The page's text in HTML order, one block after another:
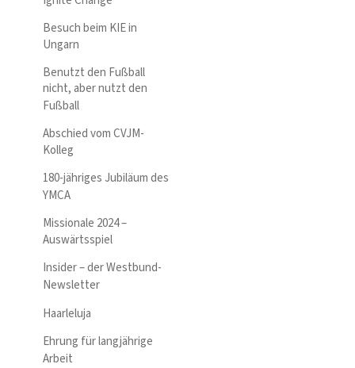
Besuch beim KIE in
Ungarn
Benutzt den Fußball
nicht, aber nutzt den
Fußball
Abschied vom CVJM-
Kolleg
180-jähriges Jubiläum des
YMCA
Missionale 2024 –
Auswärtsspiel
Insider – der Westbund-
Newsletter
Haarleluja
Ehrung für langjährige
Arbeit